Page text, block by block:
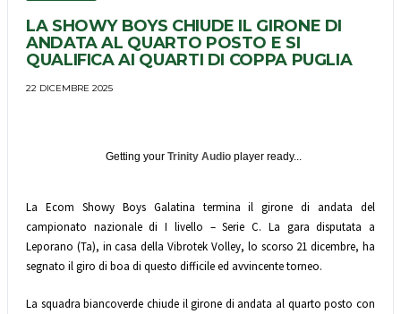
LA SHOWY BOYS CHIUDE IL GIRONE DI
ANDATA AL QUARTO POSTO E SI
QUALIFICA AI QUARTI DI COPPA PUGLIA
22 DICEMBRE 2025
Getting your Trinity Audioplayer ready...
La Ecom Showy Boys Galatina termina il girone di andata del
campionato nazionale di I livello – Serie C. La gara disputata a
Leporano (Ta), in casa della Vibrotek Volley, lo scorso 21 dicembre, ha
segnato il giro di boa di questo difficile ed avvincente torneo.
La squadra biancoverde chiude il girone di andata al quarto posto con